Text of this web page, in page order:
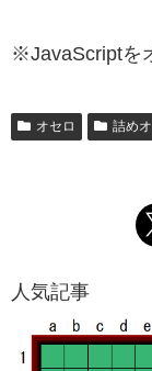
※JavaScriptを
オセロ 詰め
人気記事